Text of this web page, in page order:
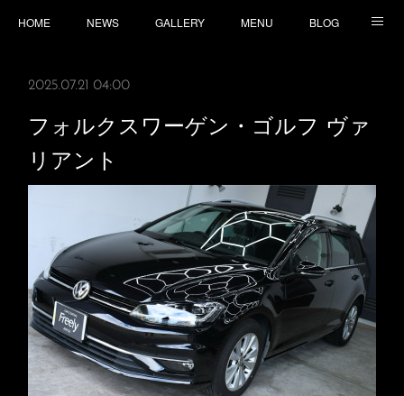
HOME NEWS GALLERY MENU BLOG
2025.07.21 04:00
フォルクスワーゲン・ゴルフ ヴァ
リアント